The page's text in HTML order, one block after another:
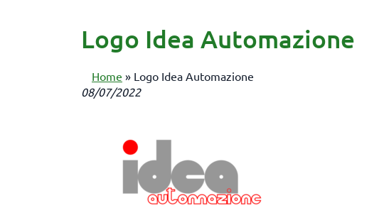
Logo Idea Automazione
Home » Logo Idea Automazione
08/07/2022